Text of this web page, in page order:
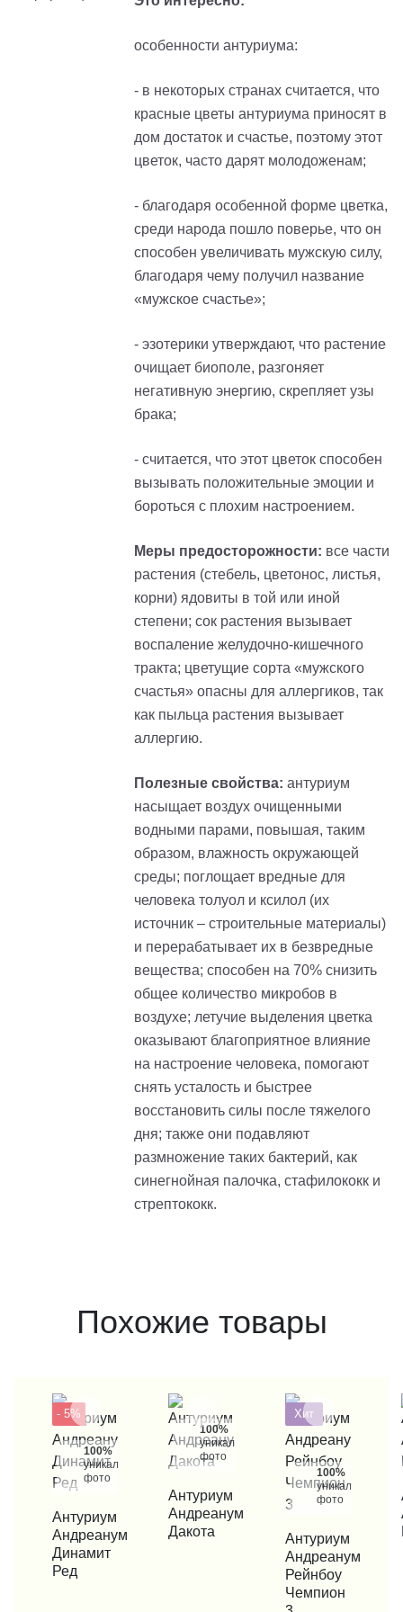
особенности антуриума:
- в некоторых странах считается, что
красные цветы антуриума приносят в
дом достаток и счастье, поэтому этот
цветок, часто дарят молодоженам;
- благодаря особенной форме цветка,
среди народа пошло поверье, что он
способен увеличивать мужскую силу,
благодаря чему получил название
«мужское счастье»;
- эзотерики утверждают, что растение
очищает биополе, разгоняет
негативную энергию, скрепляет узы
брака;
- считается, что этот цветок способен
вызывать положительные эмоции и
бороться с плохим настроением.
Меры предосторожности: все части
растения (стебель, цветонос, листья,
корни) ядовиты в той или иной
степени; сок растения вызывает
воспаление желудочно-кишечного
тракта; цветущие сорта «мужского
счастья» опасны для аллергиков, так
как пыльца растения вызывает
аллергию.
Полезные свойства: антуриум
насыщает воздух очищенными
водными парами, повышая, таким
образом, влажность окружающей
среды; поглощает вредные для
человека толуол и ксилол (их
источник – строительные материалы)
и перерабатывает их в безвредные
вещества; способен на 70% снизить
общее количество микробов в
воздухе; летучие выделения цветка
оказывают благоприятное влияние
на настроение человека, помогают
снять усталость и быстрее
восстановить силы после тяжелого
дня; также они подавляют
размножение таких бактерий, как
синегнойная палочка, стафилококк и
стрептококк.
Похожие товары
- 5%
100%
уникальные
фото
КУПИТЬ В 1 КЛИК
Антуриум
Андреанум
Динамит
Ред
100%
уникальные
фото
КУПИТЬ В 1 КЛИК
Антуриум
Андреанум
Дакота
Хит
100%
уникальные
фото
КУПИТЬ В 1 КЛИК
Антуриум
Андреанум
Рейнбоу
Чемпион